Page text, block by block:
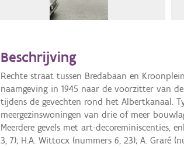
Beschrijving
Rechte straat tussen Bredabaan en
naamgeving in 1945 naar de voorzitter van
tijdens de gevechten rond het Albertkanaal.
meergezinswoningen van drie of meer
Meerdere gevels met art-decoreminiscenties,
3, 7); H.A. Wittocx (nummers 6, 23); A. Graré